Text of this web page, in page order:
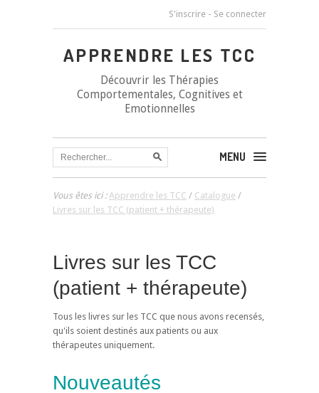
S'inscrire - Se connecter
APPRENDRE LES TCC
Découvrir les Thérapies
Comportementales, Cognitives et
Emotionnelles
MENU
Vous êtes ici :Apprendre les TCC / Catalogue /
Livres sur les TCC (patient + thérapeute)
Livres sur les TCC
(patient + thérapeute)
Tous les livres sur les TCC que nous avons recensés,
qu'ils soient destinés aux patients ou aux
thérapeutes uniquement.
Nouveautés